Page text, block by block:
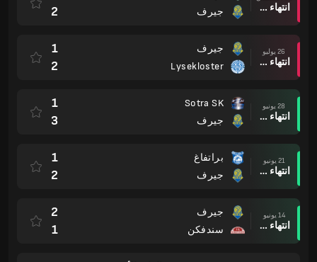
انتهاء وقت المباراة
جيرف
2
26 يوليو
انتهاء وقت المباراة
جيرف
Lysekloster
1
2
28 يونيو
انتهاء وقت المباراة
Sotra SK
جيرف
1
3
21 يونيو
انتهاء وقت المباراة
براتفاغ
جيرف
1
2
14 يونيو
انتهاء وقت المباراة
جيرف
سندفكن
2
1